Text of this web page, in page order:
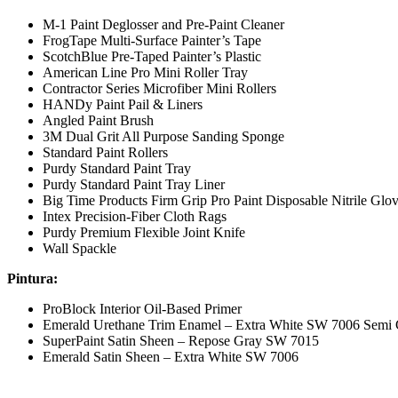
M-1 Paint Deglosser and Pre-Paint Cleaner
FrogTape Multi-Surface Painter’s Tape
ScotchBlue Pre-Taped Painter’s Plastic
American Line Pro Mini Roller Tray
Contractor Series Microfiber Mini Rollers
HANDy Paint Pail & Liners
Angled Paint Brush
3M Dual Grit All Purpose Sanding Sponge
Standard Paint Rollers
Purdy Standard Paint Tray
Purdy Standard Paint Tray Liner
Big Time Products Firm Grip Pro Paint Disposable Nitrile
Intex Precision-Fiber Cloth Rags
Purdy Premium Flexible Joint Knife
Wall Spackle
Pintura:
ProBlock Interior Oil-Based Primer
Emerald Urethane Trim Enamel – Extra White SW 7006 Semi
SuperPaint Satin Sheen – Repose Gray SW 7015
Emerald Satin Sheen – Extra White SW 7006